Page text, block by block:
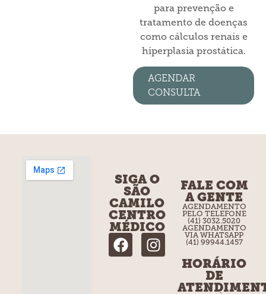
para prevenção e
tratamento de doenças
como cálculos renais e
hiperplasia prostática.
AGENDAR
CONSULTA
SIGA O
SÃO
CAMILO
CENTRO
MÉDICO
FALE COM
A GENTE
AGENDAMENTO
PELO TELEFONE
(41) 3032.5020
AGENDAMENTO
VIA WHATSAPP
(41) 99944.1457
HORÁRIO
DE